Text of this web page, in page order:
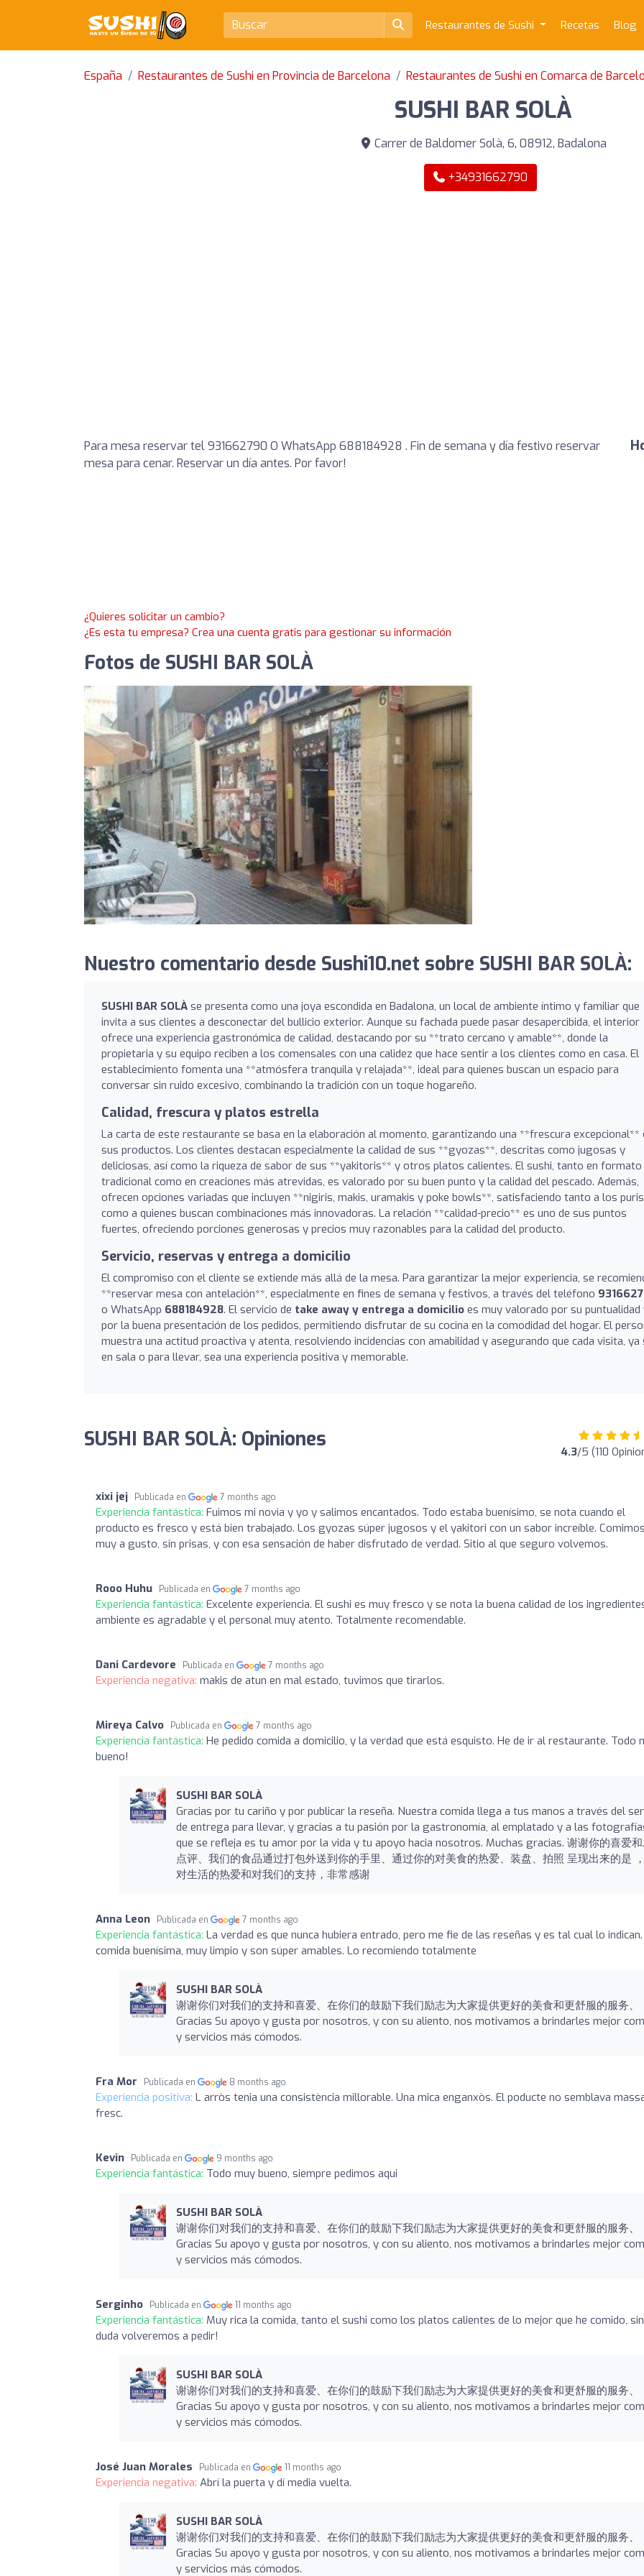
Restaurantes de Sushi Recetas Blog
España Restaurantes de Sushi en Provincia de Barcelona Restaurantes de Sushi en Comarca de
SUSHI BAR SOLÀ
Carrer de Baldomer Solà, 6, 08912, Badalona
+34931662790
Para mesa reservar tel 931662790 O WhatsApp 688184928 . Fin de semana y día festivo reservar
mesa para cenar. Reservar un día antes. Por favor!
¿Quieres solicitar un cambio?
¿Es esta tu empresa? Crea una cuenta gratis para gestionar su información
Fotos de SUSHI BAR SOLÀ
Nuestro comentario desde Sushi10.net sobre SUSHI BAR SOLÀ:
SUSHI BAR SOLÀ se presenta como una joya escondida en Badalona, un local de ambiente íntimo y familiar que
invita a sus clientes a desconectar del bullicio exterior. Aunque su fachada puede pasar desapercibida, el interior
ofrece una experiencia gastronómica de calidad, destacando por su **trato cercano y amable**, donde la
propietaria y su equipo reciben a los comensales con una calidez que hace sentir a los clientes como en casa. El
establecimiento fomenta una **atmósfera tranquila y relajada**, ideal para quienes buscan un espacio para
conversar sin ruido excesivo, combinando la tradición con un toque hogareño.
Calidad, frescura y platos estrella
La carta de este restaurante se basa en la elaboración al momento, garantizando una **frescura excepcional**
sus productos. Los clientes destacan especialmente la calidad de sus **gyozas**, descritas como jugosas y
deliciosas, así como la riqueza de sabor de sus **yakitoris** y otros platos calientes. El sushi, tanto en formato
tradicional como en creaciones más atrevidas, es valorado por su buen punto y la calidad del pescado. Además,
ofrecen opciones variadas que incluyen **nigiris, makis, uramakis y poke bowls**, satisfaciendo tanto a los
como a quienes buscan combinaciones más innovadoras. La relación **calidad-precio** es uno de sus puntos
fuertes, ofreciendo porciones generosas y precios muy razonables para la calidad del producto.
Servicio, reservas y entrega a domicilio
El compromiso con el cliente se extiende más allá de la mesa. Para garantizar la mejor experiencia, se
**reservar mesa con antelación**, especialmente en fines de semana y festivos, a través del teléfono
o WhatsApp 688184928. El servicio de take away y entrega a domicilio es muy valorado por su puntualidad
por la buena presentación de los pedidos, permitiendo disfrutar de su cocina en la comodidad del hogar. El
muestra una actitud proactiva y atenta, resolviendo incidencias con amabilidad y asegurando que cada visita, ya
en sala o para llevar, sea una experiencia positiva y memorable.
SUSHI BAR SOLÀ: Opiniones 4.3/5 (110
xixi jej Publicada en 7 months ago
Experiencia fantástica: Fuimos mi novia y yo y salimos encantados. Todo estaba buenísimo, se nota cuando el
producto es fresco y está bien trabajado. Los gyozas súper jugosos y el yakitori con un sabor increíble. Comimos
muy a gusto, sin prisas, y con esa sensación de haber disfrutado de verdad. Sitio al que seguro volvemos.
Rooo Huhu Publicada en 7 months ago
Experiencia fantástica: Excelente experiencia. El sushi es muy fresco y se nota la buena calidad de los
ambiente es agradable y el personal muy atento. Totalmente recomendable.
Dani Cardevore Publicada en 7 months ago
Experiencia negativa: makis de atun en mal estado, tuvimos que tirarlos.
Mireya Calvo Publicada en 7 months ago
Experiencia fantástica: He pedido comida a domicilio, y la verdad que está esquisto. He de ir al restaurante. Todo
bueno!
SUSHI BAR SOLÀ
Gracias por tu cariño y por publicar la reseña. Nuestra comida llega a tus manos a través del
de entrega para llevar, y gracias a tu pasión por la gastronomía, al emplatado y a las
que se refleja es tu amor por la vida y tu apoyo hacia nosotros. Muchas gracias. 谢谢你的喜爱
点评、我们的食品通过打包外送到你的手里、通过你的对美食的热爱、装盘、拍照 呈现出来的是
对生活的热爱和对我们的支持，非常感谢
Anna Leon Publicada en 7 months ago
Experiencia fantástica: La verdad es que nunca hubiera entrado, pero me fie de las reseñas y es tal cual lo indican.
comida buenísima, muy limpio y son súper amables. Lo recomiendo totalmente
SUSHI BAR SOLÀ
谢谢你们对我们的支持和喜爱、在你们的鼓励下我们励志为大家提供更好的美食和更舒服的服务、
Gracias Su apoyo y gusta por nosotros, y con su aliento, nos motivamos a brindarles mejor
y servicios más cómodos.
Fra Mor Publicada en 8 months ago
Experiencia positiva: L arròs tenia una consistència millorable. Una mica enganxòs. El poducte no semblava
fresc.
Kevin Publicada en 9 months ago
Experiencia fantástica: Todo muy bueno, siempre pedimos aqui
SUSHI BAR SOLÀ
谢谢你们对我们的支持和喜爱、在你们的鼓励下我们励志为大家提供更好的美食和更舒服的服务、
Gracias Su apoyo y gusta por nosotros, y con su aliento, nos motivamos a brindarles mejor
y servicios más cómodos.
Serginho Publicada en 11 months ago
Experiencia fantástica: Muy rica la comida, tanto el sushi como los platos calientes de lo mejor que he comido, sin
duda volveremos a pedir!
SUSHI BAR SOLÀ
谢谢你们对我们的支持和喜爱、在你们的鼓励下我们励志为大家提供更好的美食和更舒服的服务、
Gracias Su apoyo y gusta por nosotros, y con su aliento, nos motivamos a brindarles mejor
y servicios más cómodos.
José Juan Morales Publicada en 11 months ago
Experiencia negativa: Abrí la puerta y dí media vuelta.
SUSHI BAR SOLÀ
谢谢你们对我们的支持和喜爱、在你们的鼓励下我们励志为大家提供更好的美食和更舒服的服务、
Gracias Su apoyo y gusta por nosotros, y con su aliento, nos motivamos a brindarles mejor
y servicios más cómodos.